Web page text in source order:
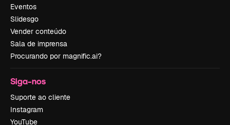
Eventos
Slidesgo
Vender conteúdo
Sala de imprensa
Procurando por magnific.ai?
Siga-nos
Suporte ao cliente
Instagram
YouTube